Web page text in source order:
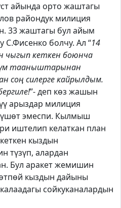
айында орто жаштагы
райондук милиция
33 жаштагы бул айым
С.Фисенко болчу. Ал “14
чыгып кеткен боюнча
тааныштарынан
соң силерге кайрылдым.
”- деп көз жашын
арыздар милиция
эмеспи. Кылмыш
иштелип келаткан план
кыздын
түзүп, алардан
Бул аракет жемишин
кыздын дайыны
сойкуканалардын